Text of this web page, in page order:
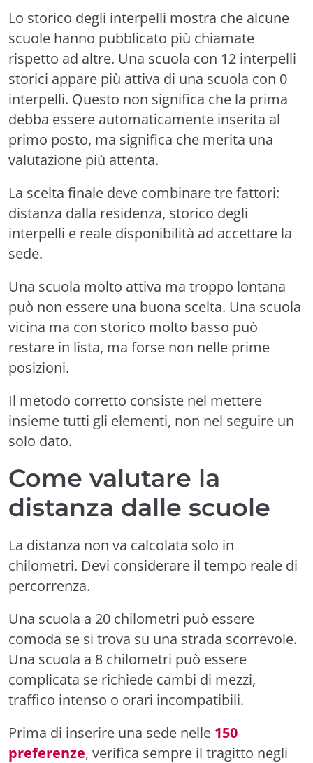
Lo storico degli interpelli mostra che alcune
scuole hanno pubblicato più chiamate
rispetto ad altre. Una scuola con 12 interpelli
storici appare più attiva di una scuola con 0
interpelli. Questo non significa che la prima
debba essere automaticamente inserita al
primo posto, ma significa che merita una
valutazione più attenta.
La scelta finale deve combinare tre fattori:
distanza dalla residenza, storico degli
interpelli e reale disponibilità ad accettare la
sede.
Una scuola molto attiva ma troppo lontana
può non essere una buona scelta. Una scuola
vicina ma con storico molto basso può
restare in lista, ma forse non nelle prime
posizioni.
Il metodo corretto consiste nel mettere
insieme tutti gli elementi, non nel seguire un
solo dato.
Come valutare la
distanza dalle scuole
La distanza non va calcolata solo in
chilometri. Devi considerare il tempo reale di
percorrenza.
Una scuola a 20 chilometri può essere
comoda se si trova su una strada scorrevole.
Una scuola a 8 chilometri può essere
complicata se richiede cambi di mezzi,
traffico intenso o orari incompatibili.
Prima di inserire una sede nelle 150
preferenze, verifica sempre il tragitto negli